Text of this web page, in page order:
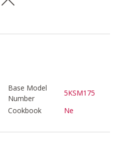
Base Model
Number
5KSM175
Cookbook
Ne